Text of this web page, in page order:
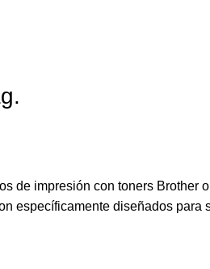
de impresión con toners Brother
específicamente diseñados para